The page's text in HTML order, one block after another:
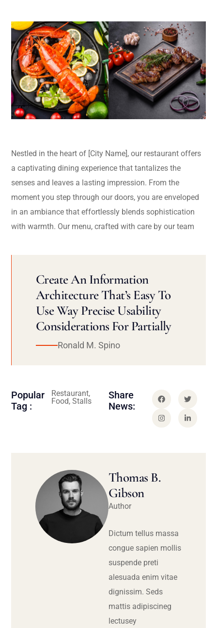
Nestled in the heart of [City Name], our restaurant offers
a captivating dining experience that tantalizes the
senses and leaves a lasting impression. From the
moment you step through our doors, you are enveloped
in an ambiance that effortlessly blends sophistication
with warmth. Our menu, crafted with care by our team
Create An Information
Architecture That’s Easy To
Use Way Precise Usability
Considerations For Partially
Ronald M. Spino
Popular
Tag :
Restaurant,
Food, Stalls
Share
News:
Thomas B.
Gibson
Author
Dictum tellus massa
congue sapien mollis
suspende preti
alesuada enim vitae
dignissim. Seds
mattis adipiscineg
lectusey